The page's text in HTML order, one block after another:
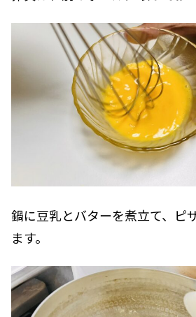
鍋に豆乳とバターを煮立て、ピ
ます。